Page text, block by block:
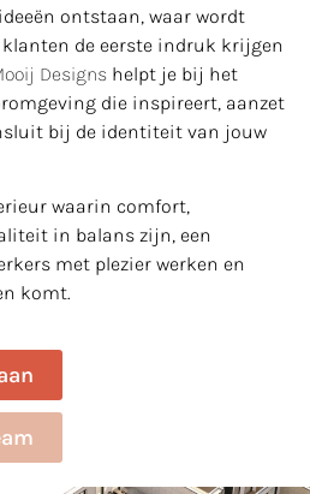
ontstaan, waar wordt
de eerste indruk krijgen
Designs helpt je bij het
die inspireert, aanzet
bij de identiteit van jouw
waarin comfort,
in balans zijn, een
met plezier werken en
komt.